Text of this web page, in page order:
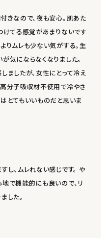
きなので、夜も安心。肌あた
けてる感覚があまりないです
りムレも少ない気がする。生
気にならなくなりました。
ましたが、女性にとって冷え
分子吸収材不使用で冷やさ
とてもいいものだと思いま
し、ムレれない感じです。 や
で機能的にも良いので、リ
した。